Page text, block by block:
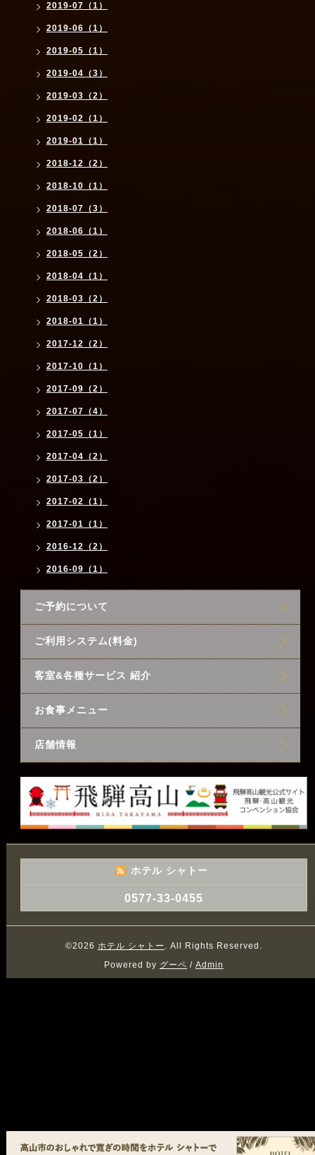
2019-07（1）
2019-06（1）
2019-05（1）
2019-04（3）
2019-03（2）
2019-02（1）
2019-01（1）
2018-12（2）
2018-10（1）
2018-07（3）
2018-06（1）
2018-05（2）
2018-04（1）
2018-03（2）
2018-01（1）
2017-12（2）
2017-10（1）
2017-09（2）
2017-07（4）
2017-05（1）
2017-04（2）
2017-03（2）
2017-02（1）
2017-01（1）
2016-12（2）
2016-09（1）
ご予約について
ご利用システム(料金)
客室&各種サービス 紹介
お食事メニュー
店舗情報
ホテル シャトー
0577-33-0455
©2026 ホテル シャトー . All Rights Reserved.
Powered by グーペ / Admin